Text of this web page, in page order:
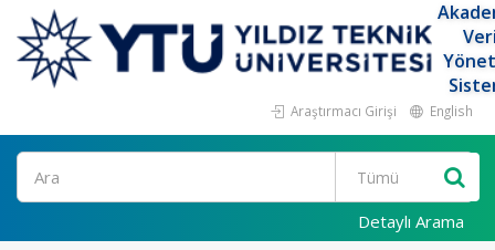
Araştırmacı Girişi English
Ara
Detaylı Arama